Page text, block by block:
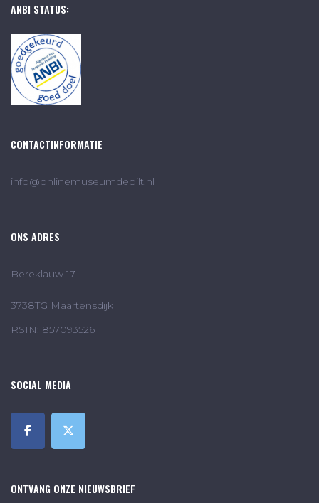
ANBI STATUS:
CONTACTINFORMATIE
info@onlinemuseumdebilt.nl
ONS ADRES
Bereklauw 17
3738TG Maartensdijk
RSIN: 857093526
SOCIAL MEDIA
ONTVANG ONZE NIEUWSBRIEF